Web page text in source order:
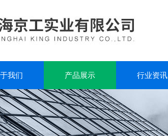
我们 产品展示 行业资讯